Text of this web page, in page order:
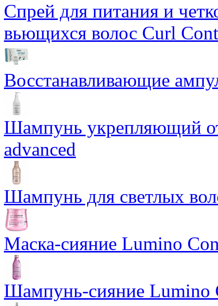
Спрей для питания и
вьющихся волос Curl
Восстанавливающие
Шампунь укрепляющий
advanced
Шампунь для светлых
Маска-сияние Lumino
Шампунь-сияние Lumino